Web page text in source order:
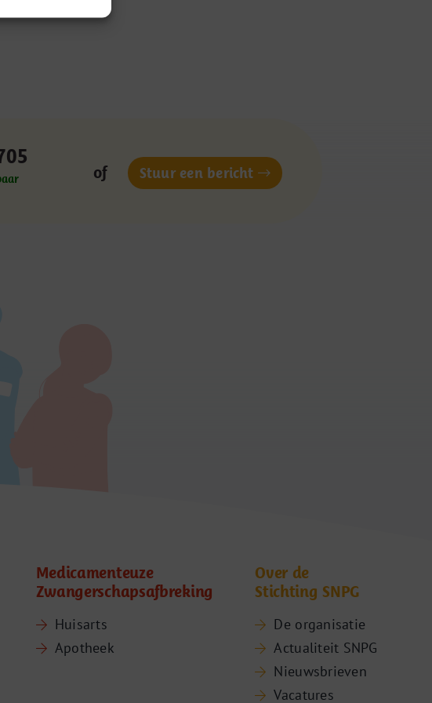
of Stuur een bericht
Medicamenteuze
Zwangerschapsafbreking
Huisarts
Apotheek
Over de
Stichting SNPG
De organisatie
Actualiteit SNPG
Nieuwsbrieven
Vacatures